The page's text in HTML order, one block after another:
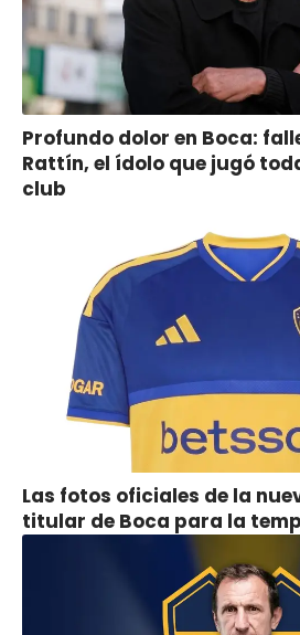
Profundo dolor en Boca:
Rattín, el ídolo que jugó
club
Las fotos oficiales de la
titular de Boca para la